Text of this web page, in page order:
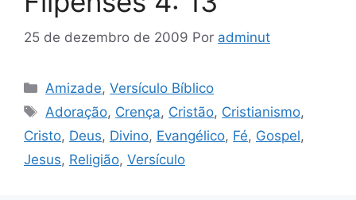
25 de dezembro de 2009 Por adminut
Categorias
Amizade,Versículo Bíblico
Tags
Adoração, Crença, Cristão, Cristianismo,
Cristo, Deus, Divino, Evangélico, Fé, Gospel,
Jesus, Religião, Versículo